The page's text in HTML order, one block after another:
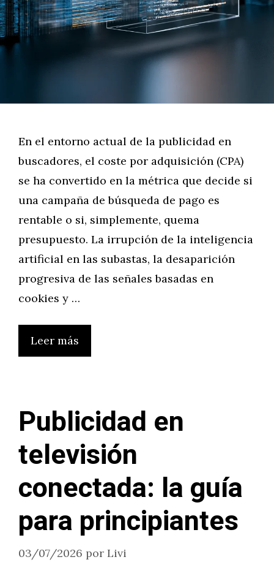
En el entorno actual de la publicidad en
buscadores, el coste por adquisición (CPA)
se ha convertido en la métrica que decide si
una campaña de búsqueda de pago es
rentable o si, simplemente, quema
presupuesto. La irrupción de la inteligencia
artificial en las subastas, la desaparición
progresiva de las señales basadas en
cookies y …
Leer más
Publicidad en
televisión
conectada: la guía
para principiantes
03/07/2026 por Livi